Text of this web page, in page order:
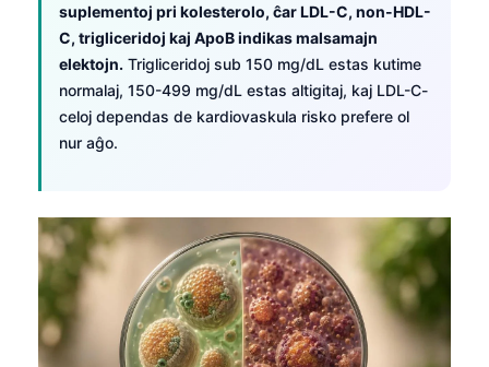
suplementoj pri kolesterolo, ĉar LDL-C, non-HDL-
C, trigliceridoj kaj ApoB indikas malsamajn
elektojn. Trigliceridoj sub 150 mg/dL estas kutime
normalaj, 150-499 mg/dL estas altigitaj, kaj LDL-C-
celoj dependas de kardiovaskula risko prefere ol
nur aĝo.
ગુજરાતી
മലയാളം
Bahasa Melayu
ไทย
ဗမာစာ
ភាសាខ្មែរ